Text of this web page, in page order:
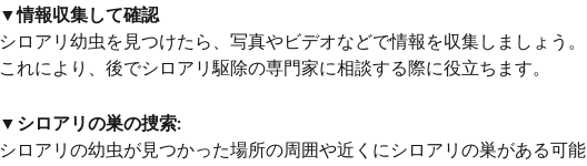
▼情報収集して確認
シロアリ幼虫を見つけたら、写真やビデオなどで情報を収集しましょう。
これにより、後でシロアリ駆除の専門家に相談する際に役立ちます。
▼シロアリの巣の捜索:
シロアリの幼虫が見つかった場所の周囲や近くにシロアリの巣がある可能